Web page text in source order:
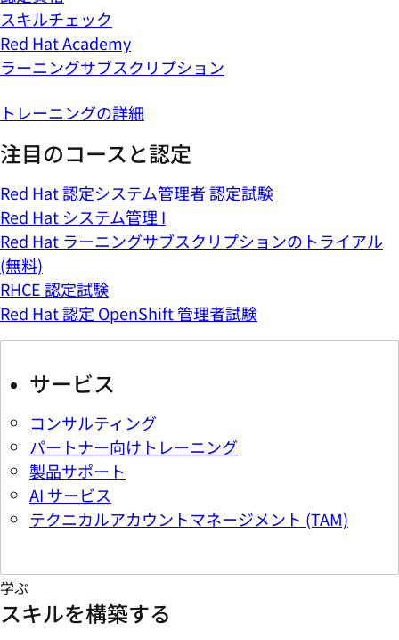
スキルチェック
Red Hat Academy
ラーニングサブスクリプション
トレーニングの詳細
注目のコースと認定
Red Hat 認定システム管理者 認定試験
Red Hat システム管理 I
Red Hat ラーニングサブスクリプションのトライアル
(無料)
RHCE 認定試験
Red Hat 認定 OpenShift 管理者試験
サービス
コンサルティング
パートナー向けトレーニング
製品サポート
AI サービス
テクニカルアカウントマネージメント (TAM)
学ぶ
スキルを構築する